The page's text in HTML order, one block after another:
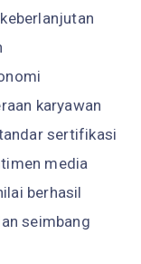
karyawan
sertifikasi
media
berhasil
seimbang